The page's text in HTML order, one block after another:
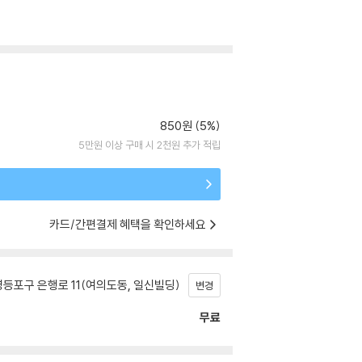
850원 (5%)
5만원 이상 구매 시 2천원 추가 적립
카드/간편결제 혜택을 확인하세요
포구 은행로 11(여의도동, 일신빌딩) 변경
무료